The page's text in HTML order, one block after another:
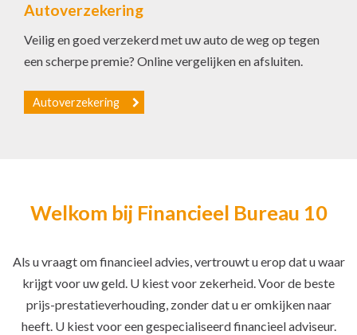
Particuliere verzekeringen
Scherpe premies met de beste voorwaarden
Verzekeringen afgestemd op uw situatie
Welkom bij Financieel Bureau 10
Als u vraagt om financieel advies, vertrouwt u erop dat u waar
krijgt voor uw geld. U kiest voor zekerheid. Voor de beste
prijs-prestatieverhouding, zonder dat u er omkijken naar
heeft. U kiest voor een gespecialiseerd financieel adviseur.